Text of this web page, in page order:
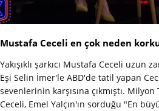
Mustafa Ceceli en çok neden
Yakışıklı şarkıcı Mustafa Ceceli uzun
Eşi Selin İmer'le ABD'de tatil yapan
sevenlerinin karşısına çıkmıştı.
Ceceli, Emel Yalçın'ın sorduğu "En